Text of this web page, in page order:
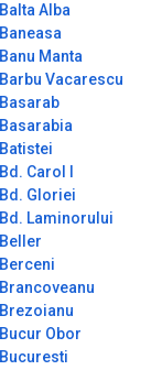
Balta Alba
Baneasa
Banu Manta
Barbu Vacarescu
Basarab
Basarabia
Batistei
Bd. Carol I
Bd. Gloriei
Bd. Laminorului
Beller
Berceni
Brancoveanu
Brezoianu
Bucur Obor
Bucuresti